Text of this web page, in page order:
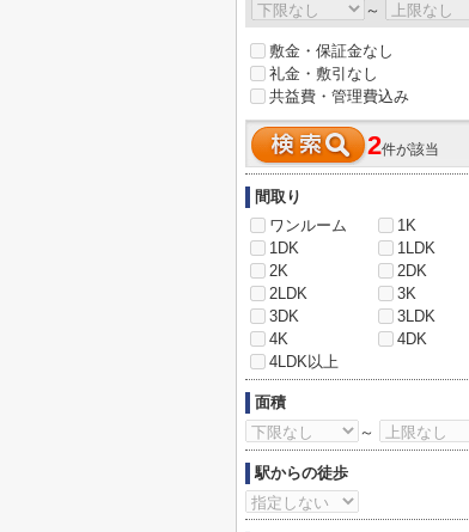
～
敷金・保証金なし
礼金・敷引なし
共益費・管理費込み
2件が該当
間取り
ワンルーム
1K
1DK
1LDK
2K
2DK
2LDK
3K
3DK
3LDK
4K
4DK
4LDK以上
面積
～
駅からの徒歩